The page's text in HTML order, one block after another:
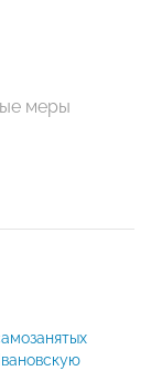
меры